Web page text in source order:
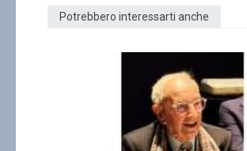
Potrebbero interessarti anche